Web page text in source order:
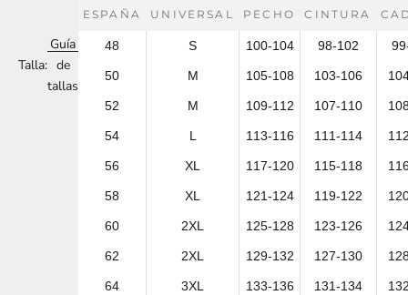
Talla:
Guía
de
tallas
ESPAÑA UNIVERSAL PECHO CINTURA
48 S 100-104 98-102
50 M 105-108 103-106
52 M 109-112 107-110
54 L 113-116 111-114
56 XL 117-120 115-118
58 XL 121-124 119-122
60 2XL 125-128 123-126
62 2XL 129-132 127-130
64 3XL 133-136 131-134